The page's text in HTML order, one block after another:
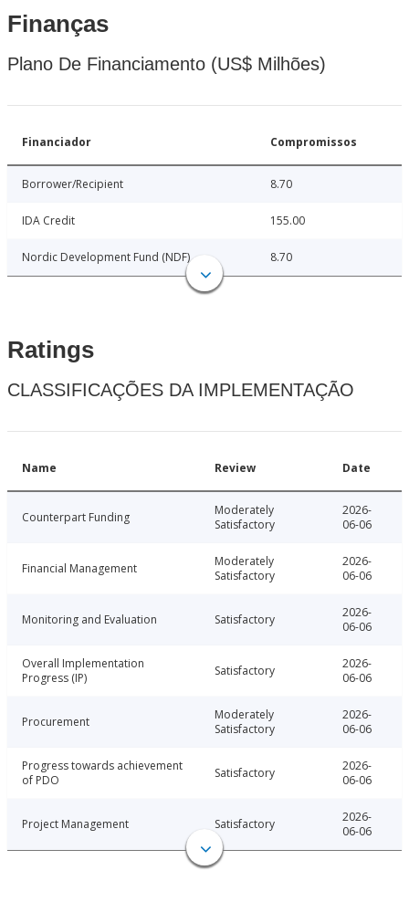
Finanças
Plano De Financiamento (US$ Milhões)
Financiador Compromissos
Borrower/Recipient 8.70
IDA Credit 155.00
Nordic Development Fund (NDF) 8.70
Ratings
CLASSIFICAÇÕES DA IMPLEMENTAÇÃO
Name Review Date
Counterpart Funding
Moderately
Satisfactory
2026-
06-06
Financial Management
Moderately
Satisfactory
2026-
06-06
Monitoring and Evaluation Satisfactory
2026-
06-06
Overall Implementation
Progress (IP)
Satisfactory
2026-
06-06
Procurement
Moderately
Satisfactory
2026-
06-06
Progress towards achievement
of PDO
Satisfactory
2026-
06-06
Project Management Satisfactory
2026-
06-06